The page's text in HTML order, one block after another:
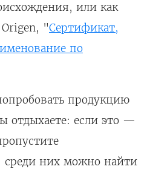
или как
"Сертификат,
по
продукцию
отдыхаете: если это —
среди них можно найти